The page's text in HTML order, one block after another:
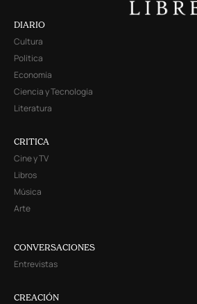
DIARIO
Cultura
Política
Economía
Ciencia y Tecnología
Literatura
CRITICA
Cine y TV
Libros
Música
Arte
CONVERSACIONES
Entrevistas
CREACIÓN